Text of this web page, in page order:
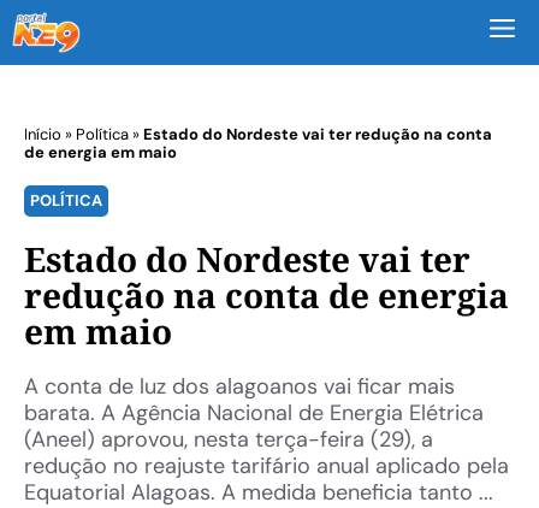
Início » Política»Estado do Nordeste vai ter redução na conta
de energia em maio
POLÍTICA
Estado do Nordeste vai ter
redução na conta de energia
em maio
A conta de luz dos alagoanos vai ficar mais
barata. A Agência Nacional de Energia Elétrica
(Aneel) aprovou, nesta terça-feira (29), a
redução no reajuste tarifário anual aplicado pela
Equatorial Alagoas. A medida beneficia tanto ...